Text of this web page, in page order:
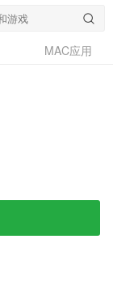
MAC应用